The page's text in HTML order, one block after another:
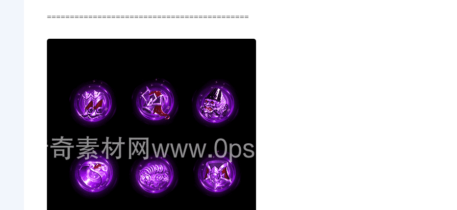
============================================